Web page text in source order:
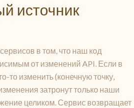
источник
в том, что наш код
от изменений API. Если в
то изменить (конечную точку,
затронут только наши
целиком. Сервис возвращает